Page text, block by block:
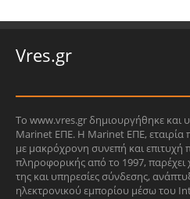
Vres.gr
Το www.vres.gr δημιουργήθηκε και
Marinet ΕΠΕ. Η Marinet ΕΠΕ,
με μακρόχρονη συνεπή και επιτυχή
πληροφορικής από το 1997,
της και υπηρεσίες σύνδεσης,
ηλεκτρονικού εμπορίου μέσω του